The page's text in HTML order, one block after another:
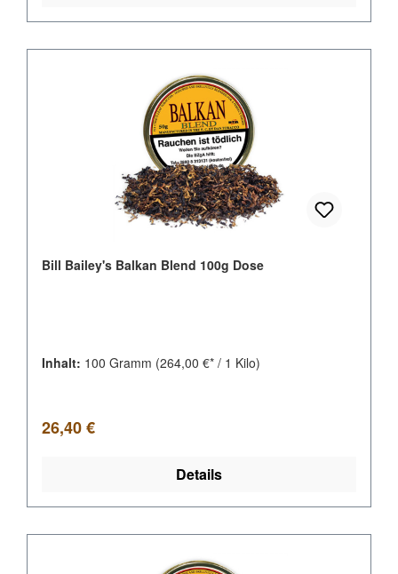
Bill Bailey's Balkan Blend 100g Dose
Inhalt: 100 Gramm (264,00 €* / 1 Kilo)
Regulärer Preis:
26,40 €
Details